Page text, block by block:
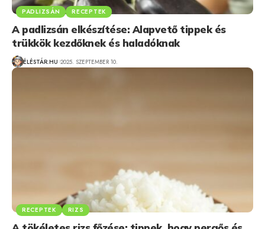
PADLIZSÁN RECEPTEK
A padlizsán elkészítése: Alapvető tippek és
trükkök kezdőknek és haladóknak
ÉLÉSTÁR.HU 2025. SZEPTEMBER 10.
RECEPTEK RIZS